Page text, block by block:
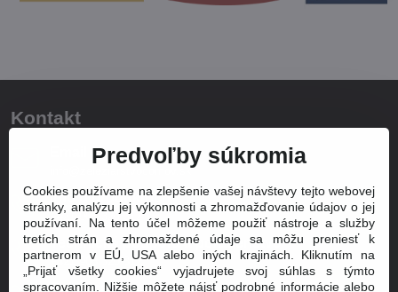
Kontakt
info@zeleziarstvodomov.sk
Info o produktoch
+421 905 320 312
Technická podpora a poradenstvo
+421 905 320 312
Reklamácie a servis
Predvoľby súkromia
Cookies používame na zlepšenie vašej návštevy tejto webovej
stránky, analýzu jej výkonnosti a zhromažďovanie údajov o jej
používaní. Na tento účel môžeme použiť nástroje a služby
tretích strán a zhromaždené údaje sa môžu preniesť k
partnerom v EÚ, USA alebo iných krajinách. Kliknutím na
„Prijať všetky cookies“ vyjadrujete svoj súhlas s týmto
spracovaním. Nižšie môžete nájsť podrobné informácie alebo